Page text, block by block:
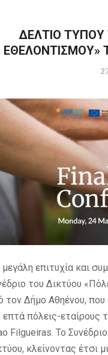
ΔΕΛΤΙΟ ΤΥΠΟΥ
ΕΘΕΛΟΝΤΙΣΜΟΥ»
επιτυχία και
του Δικτύου
τον Δήμο Αθηένου, που
επτά πόλεις-εταίρους
Filgueiras. Το
κλείνοντας έτσι